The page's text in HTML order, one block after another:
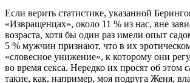
Если верить статистике, указанной
«Извращенцах», около 11 % из нас, вне
возраста, хотя бы один раз имели опыт
5 % мужчин признают, что в их
«словесное унижение», к которому они
во время секса. Нередко их просят об
такие, как, например, моя подруга Женя,